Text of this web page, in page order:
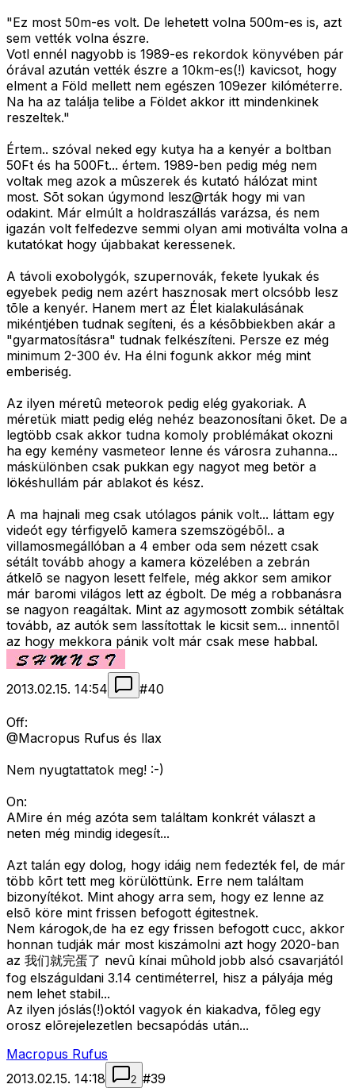
"Ez most 50m-es volt. De lehetett volna 500m-es is, azt
sem vették volna észre.
Votl ennél nagyobb is 1989-es rekordok könyvében pár
órával azután vették észre a 10km-es(!) kavicsot, hogy
elment a Föld mellett nem egészen 109ezer kilóméterre.
Na ha az találja telibe a Földet akkor itt mindenkinek
reszeltek."
Értem.. szóval neked egy kutya ha a kenyér a boltban
50Ft és ha 500Ft... értem. 1989-ben pedig még nem
voltak meg azok a mûszerek és kutató hálózat mint
most. Sõt sokan úgymond lesz@rták hogy mi van
odakint. Már elmúlt a holdraszállás varázsa, és nem
igazán volt felfedezve semmi olyan ami motiválta volna a
kutatókat hogy újabbakat keressenek.
A távoli exobolygók, szupernovák, fekete lyukak és
egyebek pedig nem azért hasznosak mert olcsóbb lesz
tõle a kenyér. Hanem mert az Élet kialakulásának
mikéntjében tudnak segíteni, és a késõbbiekben akár a
"gyarmatosításra" tudnak felkészíteni. Persze ez még
minimum 2-300 év. Ha élni fogunk akkor még mint
emberiség.
Az ilyen méretû meteorok pedig elég gyakoriak. A
méretük miatt pedig elég nehéz beazonosítani õket. De a
legtöbb csak akkor tudna komoly problémákat okozni
ha egy kemény vasmeteor lenne és városra zuhanna...
máskülönben csak pukkan egy nagyot meg betör a
lökéshullám pár ablakot és kész.
A ma hajnali meg csak utólagos pánik volt... láttam egy
videót egy térfigyelõ kamera szemszögébõl.. a
villamosmegállóban a 4 ember oda sem nézett csak
sétált tovább ahogy a kamera közelében a zebrán
átkelõ se nagyon lesett felfele, még akkor sem amikor
már baromi világos lett az égbolt. De még a robbanásra
se nagyon reagáltak. Mint az agymosott zombik sétáltak
tovább, az autók sem lassítottak le kicsit sem... innentõl
az hogy mekkora pánik volt már csak mese habbal.
2013.02.15. 14:54 #40
Off:
@Macropus Rufus és llax
Nem nyugtattatok meg! :-)
On:
AMire én még azóta sem találtam konkrét választ a
neten még mindig idegesít...
Azt talán egy dolog, hogy idáig nem fedezték fel, de már
több kõrt tett meg körülöttünk. Erre nem találtam
bizonyítékot. Mint ahogy arra sem, hogy ez lenne az
elsõ köre mint frissen befogott égitestnek.
Nem károgok,de ha ez egy frissen befogott cucc, akkor
honnan tudják már most kiszámolni azt hogy 2020-ban
az 我们就完蛋了 nevû kínai mûhold jobb alsó csavarjától
fog elszáguldani 3.14 centiméterrel, hisz a pályája még
nem lehet stabil...
Az ilyen jóslás(!)októl vagyok én kiakadva, fõleg egy
orosz elõrejelezetlen becsapódás után...
Macropus Rufus
2013.02.15. 14:18
2 #39